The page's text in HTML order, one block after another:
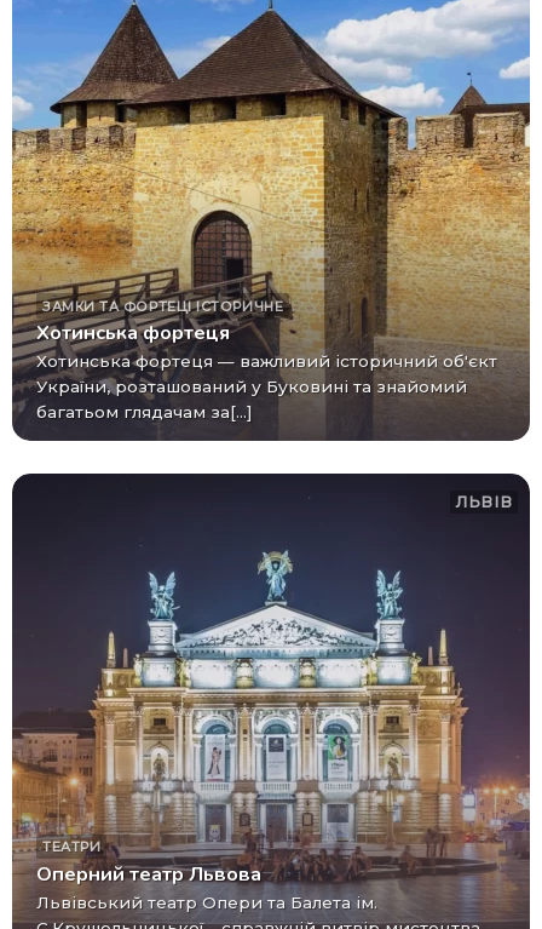
ЗАМКИ ТА ФОРТЕЦІ ІСТОРИЧНЕ
Хотинська фортеця
Хотинська фортеця — важливий історичний об'єкт
України, розташований у Буковині та знайомий
багатьом глядачам за[...]
ЛЬВІВ
ТЕАТРИ
Оперний театр Львова
Львівський театр Опери та Балета ім.